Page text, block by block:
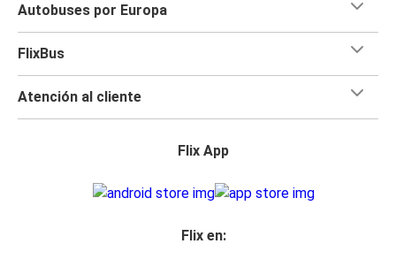
Autobuses por Europa
FlixBus
Atención al cliente
Flix App
Flix en: